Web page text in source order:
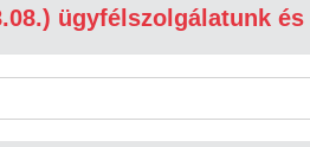
ügyfélszolgálatunk